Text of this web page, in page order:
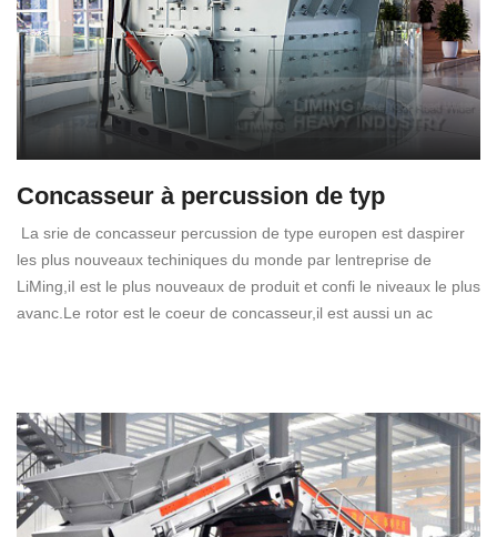
Concasseur à percussion de typ
La srie de concasseur percussion de type europen est daspirer
les plus nouveaux techiniques du monde par lentreprise de
LiMing,iI est le plus nouveaux de produit et confi le niveaux le plus
avanc.Le rotor est le coeur de concasseur,il est aussi un ac